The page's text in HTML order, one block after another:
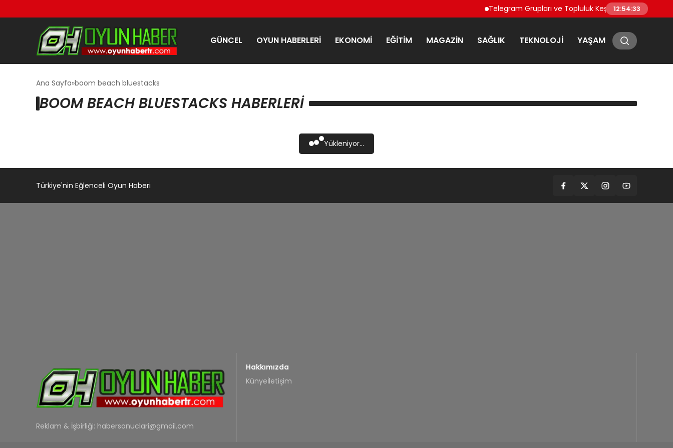
Telegram Grupları ve Topluluk Keşfi: Telegram’da
12:54:33
GÜNCEL OYUN HABERLERI EKONOMI EĞITIM MAGAZIN SAĞLIK TEKNOLOJI YAŞAM
Ana Sayfa boom beach bluestacks
BOOM BEACH BLUESTACKS HABERLERI
Yükleniyor...
Türkiye'nin Eğlenceli Oyun Haberi
Reklam & İşbirliği: habersonuclari@gmail.com
Hakkımızda
Künyeİletişim